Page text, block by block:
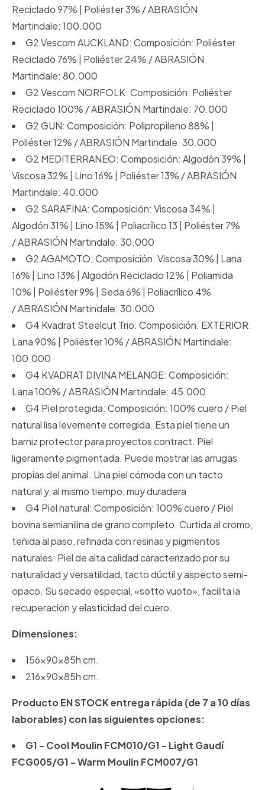
Reciclado 97% | Poliéster 3% / ABRASIÓN
Martindale: 100.000
G2 Vescom AUCKLAND: Composición: Poliéster
Reciclado 76% | Poliéster 24% / ABRASIÓN
Martindale: 80.000
G2 Vescom NORFOLK: Composición: Poliéster
Reciclado 100% / ABRASIÓN Martindale: 70.000
G2 GUN: Composición: Polipropileno 88% |
Poliéster 12% / ABRASIÓN Martindale: 30.000
G2 MEDITERRANEO: Composición: Algodón 39% |
Viscosa 32% | Lino 16% | Poliéster 13% / ABRASIÓN
Martindale: 40.000
G2 SARAFINA: Composición: Viscosa 34% |
Algodón 31% | Lino 15% | Poliacrílico 13 | Poliéster 7%
/ ABRASIÓN Martindale: 30.000
G2 AGAMOTO: Composición: Viscosa 30% | Lana
16% | Lino 13% | Algodón Reciclado 12% | Poliamida
10% | Poliéster 9% | Seda 6% | Poliacrílico 4%
/ ABRASIÓN Martindale: 30.000
G4 Kvadrat Steelcut Trio: Composición: EXTERIOR:
Lana 90% | Poliéster 10% / ABRASIÓN Martindale:
100.000
G4 KVADRAT DIVINA MELANGE: Composición:
Lana 100% / ABRASIÓN Martindale: 45.000
G4 Piel protegida: Composición: 100% cuero / Piel
natural lisa levemente corregida. Esta piel tiene un
barniz protector para proyectos contract. Piel
ligeramente pigmentada. Puede mostrar las arrugas
propias del animal. Una piel cómoda con un tacto
natural y, al mismo tiempo, muy duradera
G4 Piel natural: Composición: 100% cuero / Piel
bovina semianilina de grano completo. Curtida al cromo,
teñida al paso, refinada con resinas y pigmentos
naturales. Piel de alta calidad caracterizado por su
naturalidad y versatilidad, tacto dúctil y aspecto semi-
opaco. Su secado especial, «sotto vuoto», facilita la
recuperación y elasticidad del cuero.
Dimensiones:
156x90x85h cm.
216x90x85h cm.
Producto EN STOCK entrega rápida (de 7 a 10 días
laborables) con las siguientes opciones:
G1 - Cool Moulin FCM010/G1 - Light Gaudí
FCG005/G1 - Warm Moulin FCM007/G1